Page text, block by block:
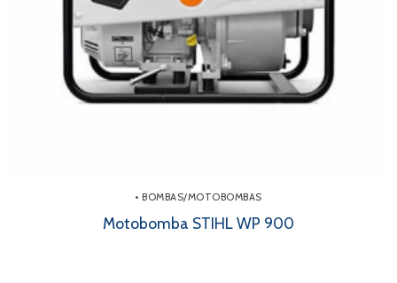
• BOMBAS/MOTOBOMBAS
Motobomba STIHL WP 900